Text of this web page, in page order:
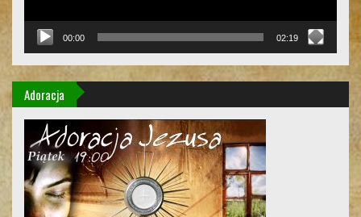
00:00 02:19
Adoracja